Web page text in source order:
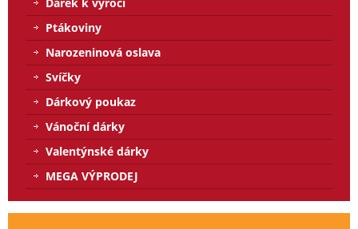
Ptákoviny
Narozeninová oslava
Svíčky
Dárkový poukaz
Vánoční dárky
Valentýnské dárky
MEGA VÝPRODEJ